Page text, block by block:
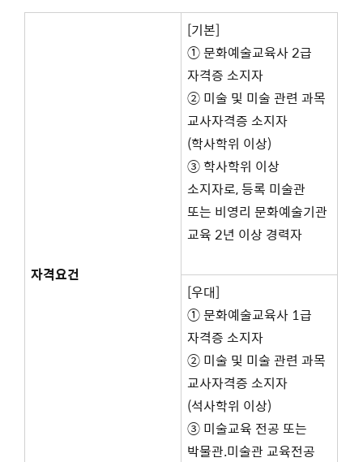
자격요건
[기본]
① 문화예술교육사 2급
자격증 소지자
② 미술 및 미술 관련 과목
교사자격증 소지자
(학사학위 이상)
③ 학사학위 이상
소지자로, 등록 미술관
또는 비영리 문화예술기관
교육 2년 이상 경력자
[우대]
① 문화예술교육사 1급
자격증 소지자
② 미술 및 미술 관련 과목
교사자격증 소지자
(석사학위 이상)
③ 미술교육 전공 또는
박물관.미술관 교육전공